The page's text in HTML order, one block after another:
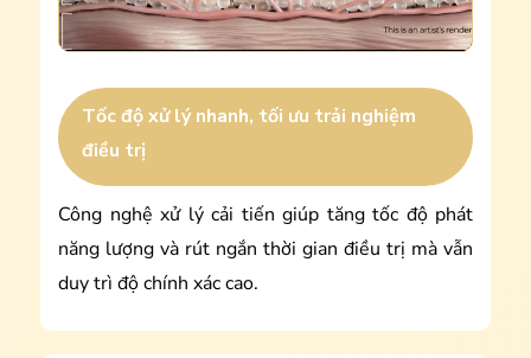
Tốc độ xử lý nhanh, tối ưu trải nghiệm
điều trị
Công nghệ xử lý cải tiến giúp tăng tốc độ phát
năng lượng và rút ngắn thời gian điều trị mà vẫn
duy trì độ chính xác cao.